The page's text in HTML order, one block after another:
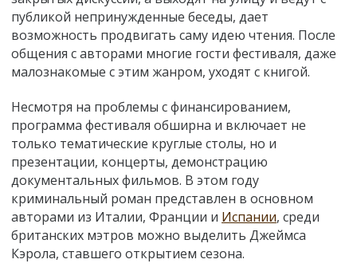
публикой непринужденные беседы, дает
возможность продвигать саму идею чтения. После
общения с авторами многие гости фестиваля, даже
малознакомые с этим жанром, уходят с книгой.
Несмотря на проблемы с финансированием,
программа фестиваля обширна и включает не
только тематические круглые столы, но и
презентации, концерты, демонстрацию
документальных фильмов. В этом году
криминальный роман представлен в основном
авторами из Италии, Франции и Испании, среди
британских мэтров можно выделить Джеймса
Кэрола, ставшего открытием сезона.